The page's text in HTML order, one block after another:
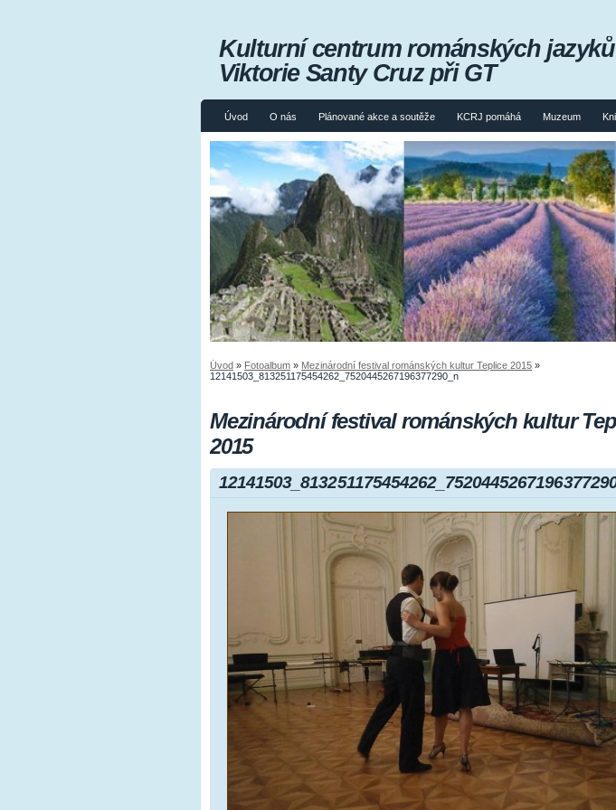
Úvod O nás Plánované akce a soutěže KCRJ pomáhá Muzeum
Kulturní centrum románských jazyků
Viktorie Santy Cruz při GT
Úvod » Fotoalbum » Mezinárodní festival románských kultur Teplice 2015 »
12141503_813251175454262_7520445267196377290_n
Mezinárodní festival románských kultur
2015